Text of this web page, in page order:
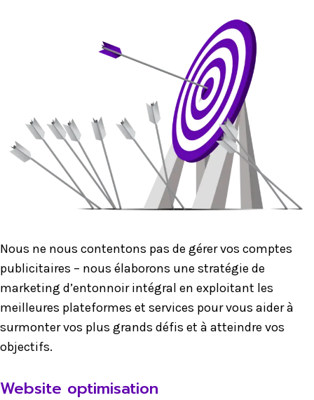
Nous ne nous contentons pas de gérer vos comptes
publicitaires – nous élaborons une stratégie de
marketing d’entonnoir intégral en exploitant les
meilleures plateformes et services pour vous aider à
surmonter vos plus grands défis et à atteindre vos
objectifs.
Website optimisation